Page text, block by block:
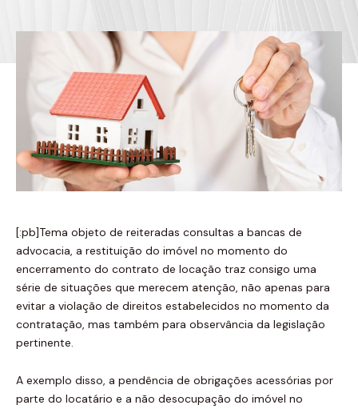
[:pb]Tema objeto de reiteradas consultas a bancas de
advocacia, a restituição do imóvel no momento do
encerramento do contrato de locação traz consigo uma
série de situações que merecem atenção, não apenas para
evitar a violação de direitos estabelecidos no momento da
contratação, mas também para observância da legislação
pertinente.
A exemplo disso, a pendência de obrigações acessórias por
parte do locatário e a não desocupação do imóvel no